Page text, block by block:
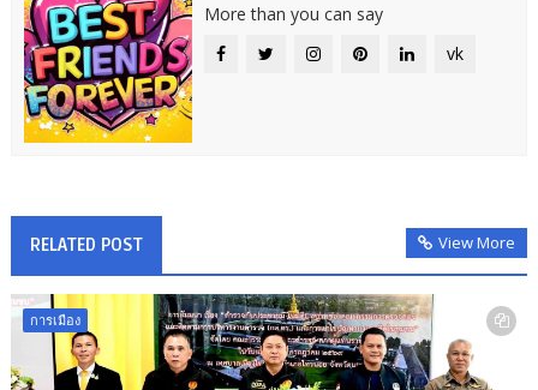
More than you can say
vk
RELATED POST View More
การเมือง